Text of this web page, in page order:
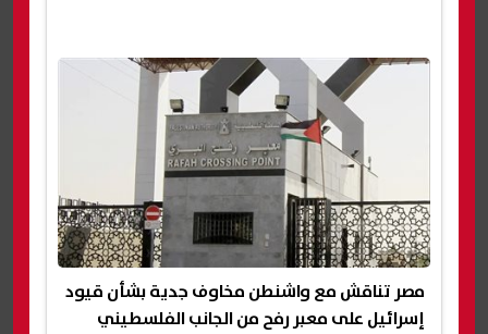
مصر تناقش مع واشنطن مخاوف جدية بشأن قيود
إسرائيل على معبر رفح من الجانب الفلسطيني